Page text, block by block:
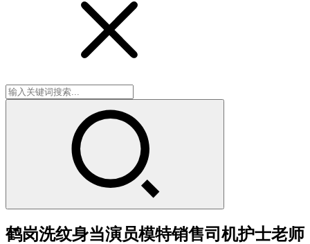
鹤岗洗纹身当演员模特销售司机护士老师